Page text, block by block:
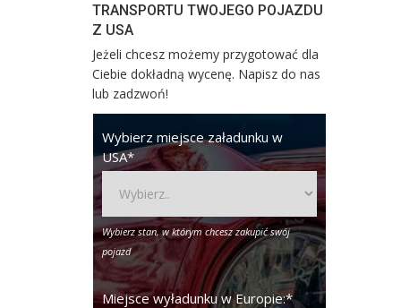
TRANSPORTU TWOJEGO POJAZDU
Z USA
Jeżeli chcesz możemy przygotować dla
Ciebie dokładną wycenę. Napisz do nas
lub zadzwoń!
Wybierz miejsce załadunku w
USA*
Wybierz stan, w którym chcesz zakupić swój
pojazd
Miejsce wyładunku w Europie:*